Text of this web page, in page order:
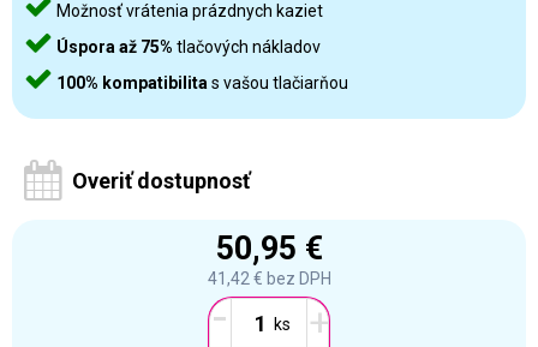
Možnosť vrátenia prázdnych kaziet
Úspora až 75% tlačových nákladov
100% kompatibilita s vašou tlačiarňou
Overiť dostupnosť
50,95 €
41,42 € bez DPH
- +